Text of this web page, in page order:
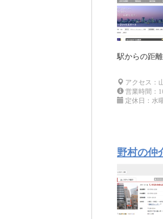
駅からの距
アクセス：
営業時間：
定休日：水
野村の仲